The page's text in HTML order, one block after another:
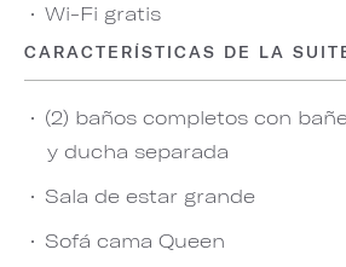
Wi-Fi gratis
CARACTERÍSTICAS DE LA
(2) baños completos con
y ducha separada
Sala de estar grande
Sofá cama Queen